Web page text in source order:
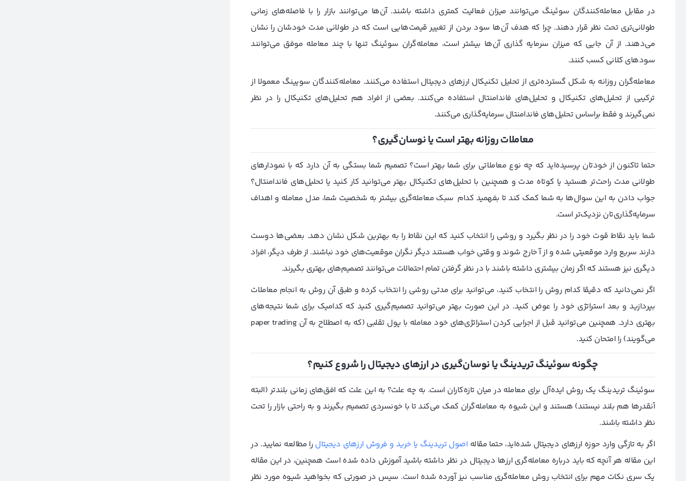
در مقابل معامله‌کنندگان سوئینگ می‌توانند میزان فعالیت کمتری داشته باشند. آن‌ها می‌توانند بازار را با فاصله‌های زمانی
طولانی‌تری تحت نظر قرار دهند. چرا که هدف آن‌ها سود بردن از تغییر قیمت‌هایی است که در طولانی مدت خودشان را نشان
می‌دهند. از آن جایی که میزان سرمایه‌ گذاری آن‌ها بیشتر است، معامله‌گران سوئینگ تنها با چند معامله موفق می‌توانند
سودهای کلانی کسب کنند.
معامله‌گران روزانه به شکل گسترده‌تری از تحلیل‌ تکنیکال ارزهای دیجیتال استفاده می‌کنند. معامله‌کنندگان سویینگ معمولا از
ترکیبی از تحلیل‌های تکنیکال و تحلیل‌های فاندامنتال استفاده می‌کنند. بعضی از افراد هم تحلیل‌های تکنیکال را در نظر
نمی‌گیرند و فقط براساس تحلیل‌های فاندامنتال سرمایه‌گذاری می‌کنند.
معاملات روزانه بهتر است یا نوسان‌گیری؟
حتما تاکنون از خودتان پرسیده‌اید که چه نوع معاملاتی برای شما بهتر است؟ تصمیم شما بستگی به آن دارد که با نمودارهای
طولانی مدت راحت‌تر هستید یا کوتاه مدت و همچنین با تحلیل‌های تکنیکال بهتر می‌توانید کار کنید یا تحلیل‌های فاندامنتال؟
جواب دادن به این سوال‌ها به شما کمک کند تا بفهمید کدام سبک معامله‌گری بیشتر به شخصیت شما، مدل معامله و اهداف
سرمایه‌گذاری‌تان نزدیک‌تر است.
شما باید نقاط قوت خود را در نظر بگیرد و روشی را انتخاب کنید که این نقاط را به بهترین شکل نشان دهد. بعضی‌ها دوست
دارند سریع وارد موقعیتی شده و از آ خارج شوند و وقتی خواب هستند دیگر نگران موقعیت‌های خود نباشند. از طرف دیگر، افراد
دیگری نیز هستند که اگر زمان بیشتری داشته باشند با در نظر گرفتن تمام احتمالات می‌توانند تصمیم‌های بهتری بگیرند.
اگر نمی‌دانید که دقیقا کدام روش را انتخاب کنید، می‌توانید برای مدتی روشی را انتخاب کرده و طبق آن روش به انجام معاملات
بپردازید و بعد استراتژی خود را عوض کنید. در این صورت بهتر می‌توانید تصمیم‌گیری کنید که کدامیک برای شما نتیجه‌‌های
بهتری دارد. همچنین می‌توانید قبل از اجرایی کردن استراتژی‌های خود معامله با پول تقلبی (که به اصطلاح به آن paper trading
می‌گویند) را امتحان کنید.
چگونه سوئینگ تریدینگ یا نوسان‌گیری در ارز‌های دیجیتال را شروع کنیم؟
سوئینگ تریدینگ یک روش ایده‌آل برای معامله در میان تازه‌کاران است. به چه علت؟ به این علت که افق‌های زمانی بلندتر (البته
آنقدرها هم بلند نیستند) هستند و این شیوه به معامله‌‌گران کمک می‌کند تا با خونسردی تصمیم بگیرند و به راحتی بازار را تحت
نظر داشته باشند.
اگر به تازگی وارد حوزه ارزهای دیجیتال شده‌اید، حتما مقاله اصول تریدینگ یا خرید و فروش ارزهای دیجیتال را مطالعه نمایید. در
این مقاله هر آنچه که باید درباره معامله‌گری ارزها دیجیتال در نظر داشته باشید آموزش داده شده است همچنین، در این مقاله
یک سری نکات مهم برای انتخاب روش معامله‌گری مناسب نیز آورده شده است. سپس در صورتی که بخواهید شیوه مورد نظر